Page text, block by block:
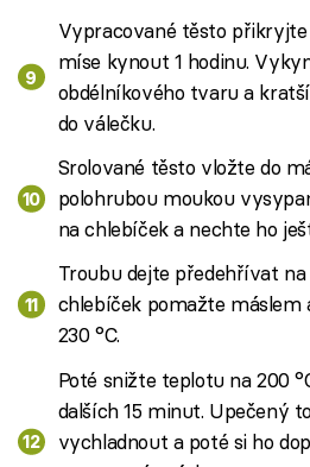
Vypracované těsto
míse kynout 1 hodinu.
obdélníkového tvaru a
do válečku.
Srolované těsto vložte do
polohrubou moukou
na chlebíček a nechte ho
Troubu dejte předehřívat
chlebíček pomažte máslem
230 °C.
Poté snižte teplotu na 200
dalších 15 minut. Upečený
vychladnout a poté si ho